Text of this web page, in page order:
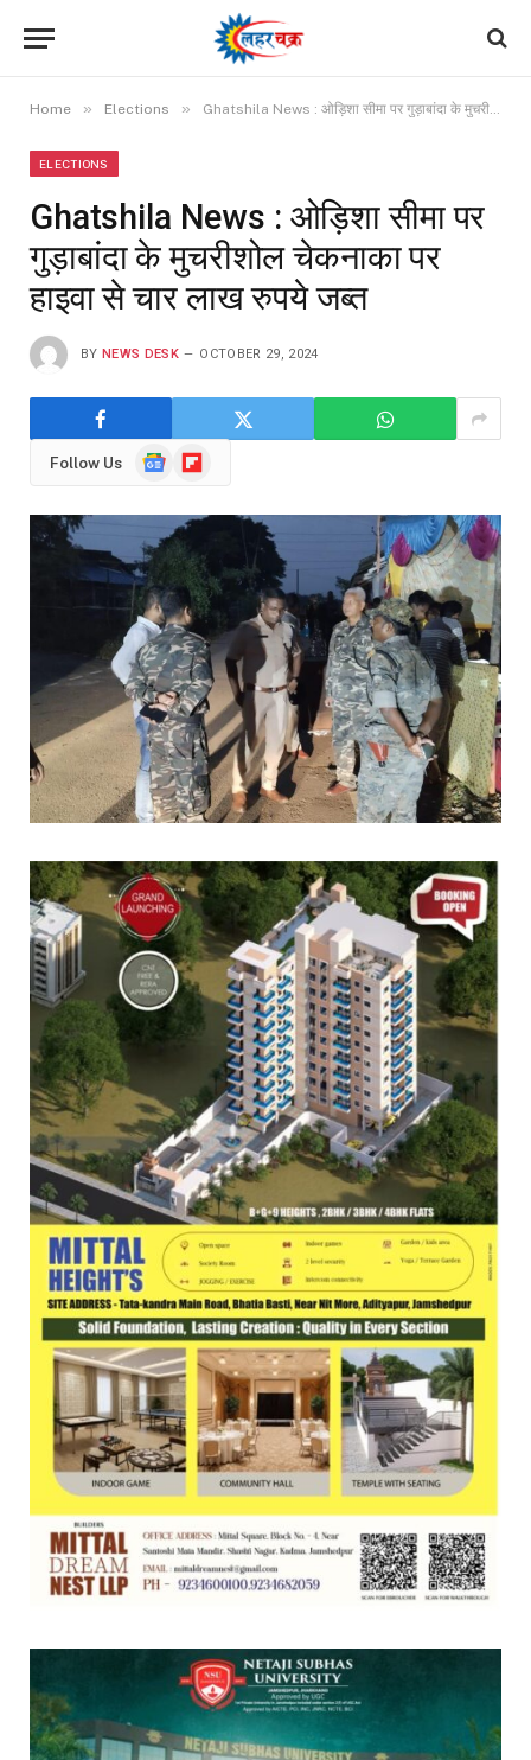
Home » Elections » Ghatshila News : ओड़िशा सीमा पर गुड़ाबांदा के मुचरीशोल चेकनाका पर हाइवा से चार लाख रुपये जब्त
ELECTIONS
Ghatshila News : ओड़िशा सीमा पर
गुड़ाबांदा के मुचरीशोल चेकनाका पर
हाइवा से चार लाख रुपये जब्त
BY NEWS DESK OCTOBER 29, 2024
Follow Us
GoogleFlipboard